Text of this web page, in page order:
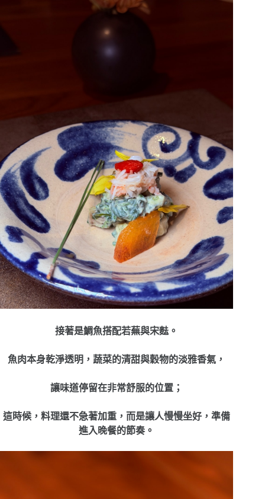
接著是鯛魚搭配若蕪與宋麮。
魚肉本身乾淨透明，蔬菜的清甜與穀物的淡雅香氣，
讓味道停留在非常舒服的位置；
這時候，料理還不急著加重，而是讓人慢慢坐好，準備
進入晚餐的節奏。